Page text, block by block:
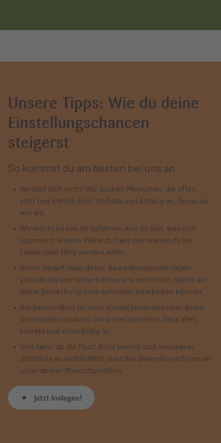
Unsere Tipps: Wie du deine
Einstellungschancen
steigerst
So kommst du am besten bei uns an:
Verstell dich nicht! Wir suchen Menschen, die offen,
echt und ehrlich sind. Und das von Anfang an. Genauso
wie wir.
Wir möchten von dir erfahren, wer du bist, was dich
ausmacht, welche Pläne du hast und warum du bei
Lekkerland tätig werden willst.
Achte darauf, dass deine Bewerbungsunterlagen
vollständig und fehlerfrei bei uns eintreffen, damit wir
deine Bewerbung noch schneller bearbeiten können.
Am besten lässt du noch einmal jemanden über deine
Unterlagen schauen, um sicherzustellen, dass alles
korrekt und vollständig ist.
Und dann: ab die Post! Bitte bewirb dich in unserer
Jobbörse ausschließlich über das Bewerbungsformular
unter deiner Wunschposition.
Jetzt loslegen!